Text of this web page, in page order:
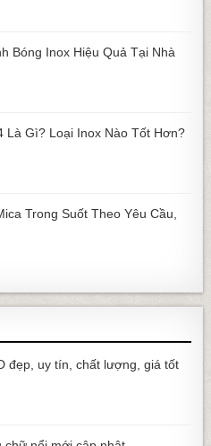
Bóng Inox Hiệu Quả Tại Nhà
Là Gì? Loại Inox Nào Tốt Hơn?
Trong Suốt Theo Yêu Cầu,
đẹp, uy tín, chất lượng, giá tốt